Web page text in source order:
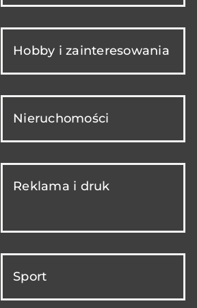
Hobby i zainteresowania
Nieruchomości
Reklama i druk
Sport